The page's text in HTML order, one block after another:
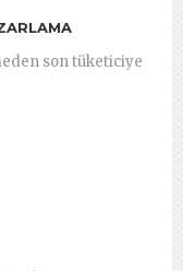
son tüketiciye